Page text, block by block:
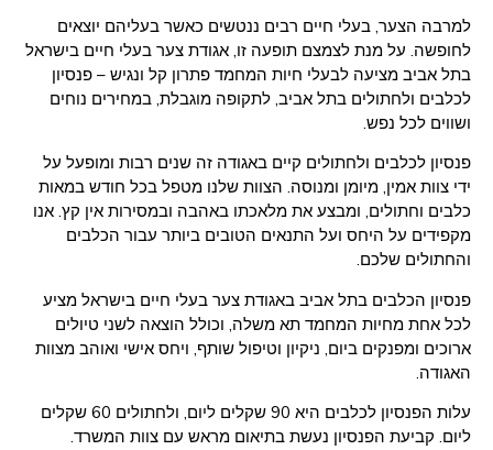
למרבה הצער, בעלי חיים רבים ננטשים כאשר בעליהם יוצאים
לחופשה. על מנת לצמצם תופעה זו, אגודת צער בעלי חיים בישראל
בתל אביב מציעה לבעלי חיות המחמד פתרון קל ונגיש – פנסיון
לכלבים ולחתולים בתל אביב, לתקופה מוגבלת, במחירים נוחים
ושווים לכל נפש.
פנסיון לכלבים ולחתולים קיים באגודה זה שנים רבות ומופעל על
ידי צוות אמין, מיומן ומנוסה. הצוות שלנו מטפל בכל חודש במאות
כלבים וחתולים, ומבצע את מלאכתו באהבה ובמסירות אין קץ. אנו
מקפידים על היחס ועל התנאים הטובים ביותר עבור הכלבים
והחתולים שלכם.
פנסיון הכלבים בתל אביב באגודת צער בעלי חיים בישראל מציע
לכל אחת מחיות המחמד תא משלה, וכולל הוצאה לשני טיולים
ארוכים ומפנקים ביום, ניקיון וטיפול שותף, ויחס אישי ואוהב מצוות
האגודה.
עלות הפנסיון לכלבים היא 90 שקלים ליום, ולחתולים 60 שקלים
ליום. קביעת הפנסיון נעשת בתיאום מראש עם צוות המשרד.